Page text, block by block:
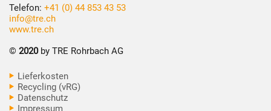
Telefon: +41 (0) 44 853 43 53
info@tre.ch
www.tre.ch
© 2020by TRE Rohrbach AG
Lieferkosten
Recycling (vRG)
Datenschutz
Impressum